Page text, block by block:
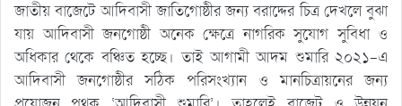
জাতীয় বাজেটে আদিবাসী জাতিগোষ্ঠীর জন্য বরাদ্দের চিত্র দেখলে বুঝা
যায় আদিবাসী জনগোষ্ঠী অনেক ক্ষেত্রে নাগরিক সুযোগ সুবিধা ও
অধিকার থেকে বঞ্চিত হচ্ছে। তাই আগামী আদম শুমারি ২০২১-এ
আদিবাসী জনগোষ্ঠীর সঠিক পরিসংখ্যান ও মানচিত্রায়নের জন্য